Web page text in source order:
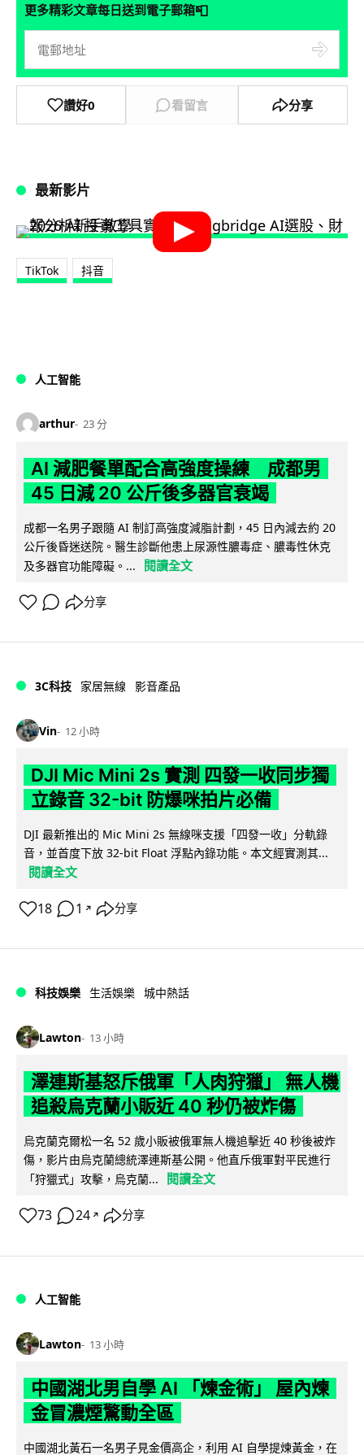
更多精彩文章每日送到電子郵箱📮
讚好0 看留言 分享
最新影片
TikTok 抖音
人工智能
arthur 23 分
AI 減肥餐單配合高強度操練 成都男
45 日減 20 公斤後多器官衰竭
成都一名男子跟隨 AI 制訂高強度減脂計劃，45 日內減去約 20
公斤後昏迷送院。醫生診斷他患上尿源性膿毒症、膿毒性休克
及多器官功能障礙。...
閱讀全文
分享
3C科技 家居無線 影音產品
Vin 12 小時
DJI Mic Mini 2s 實測 四發一收同步獨
立錄音 32-bit 防爆咪拍片必備
DJI 最新推出的 Mic Mini 2s 無線咪支援「四發一收」分軌錄
音，並首度下放 32-bit Float 浮點內錄功能。本文經實測其...
閱讀全文
18 1 ↗ 分享
科技娛樂 生活娛樂 城中熱話
Lawton 13 小時
澤連斯基怒斥俄軍「人肉狩獵」 無人機
追殺烏克蘭小販近 40 秒仍被炸傷
烏克蘭克爾松一名 52 歲小販被俄軍無人機追擊近 40 秒後被炸
傷，影片由烏克蘭總統澤連斯基公開。他直斥俄軍對平民進行
「狩獵式」攻擊，烏克蘭...
閱讀全文
73 24 ↗ 分享
人工智能
Lawton 13 小時
中國湖北男自學 AI 「煉金術」 屋內煉
金冒濃煙驚動全區
中國湖北黃石一名男子見金價高企，利用 AI 自學提煉黃金，在